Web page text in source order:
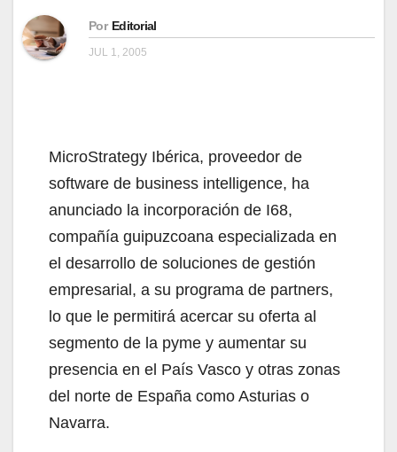
Por Editorial
JUL 1, 2005
MicroStrategy Ibérica, proveedor de
software de business intelligence, ha
anunciado la incorporación de I68,
compañía guipuzcoana especializada en
el desarrollo de soluciones de gestión
empresarial, a su programa de partners,
lo que le permitirá acercar su oferta al
segmento de la pyme y aumentar su
presencia en el País Vasco y otras zonas
del norte de España como Asturias o
Navarra.